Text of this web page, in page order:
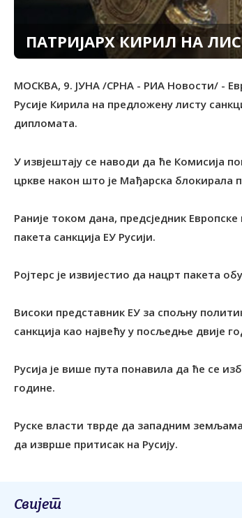
ПАТРИЈАРХ КИРИЛ НА
МОСКВА, 9. ЈУНА /СРНА - РИА Новости/ -
Русије Кирила на предложену листу
дипломата.
У извјештају се наводи да ће Комисија
цркве након што је Мађарска блокирала
Раније током дана, предсједник
пакета санкција ЕУ Русији.
Ројтерс је извијестио да нацрт пакета
Високи представник ЕУ за спољну
санкција као највећу у посљедње двије
Русија је више пута понавила да ће се
године.
Руске власти тврде да западним
да изврше притисак на Русију.
Свијет